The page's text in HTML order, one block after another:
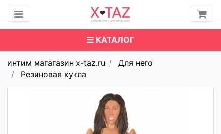
КАТАЛОГ
интим магагазин x-taz.ru
Для него
Резиновая кукла